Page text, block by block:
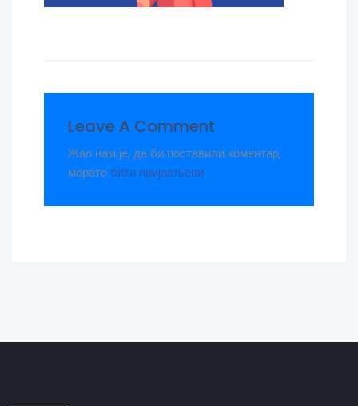
Leave A Comment
Жао нам је, да би поставили коментар,
морате бити пријављени.